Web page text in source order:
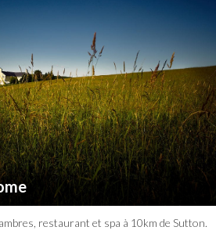
restaurant et spa à 10km de Sutton.